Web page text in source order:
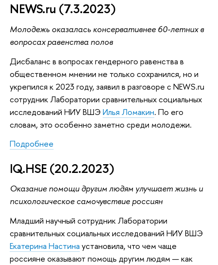
NEWS.ru (7.3.2023)
Молодежь оказалась консервативнее 60-летних в
вопросах равенства полов
Дисбаланс в вопросах гендерного равенства в
общественном мнении не только сохранился, но и
укрепился к 2023 году, заявил в разговоре с NEWS.ru
сотрудник Лаборатории сравнительных социальных
исследований НИУ ВШЭ Илья Ломакин. По его
словам, это особенно заметно среди молодежи.
Подробнее
IQ.HSE (20.2.2023)
Оказание помощи другим людям улучшает жизнь и
психологическое самочувствие россиян
Младший научный сотрудник Лаборатории
сравнительных социальных исследований НИУ ВШЭ
Екатерина Настина установила, что чем чаще
россияне оказывают помощь другим людям — как